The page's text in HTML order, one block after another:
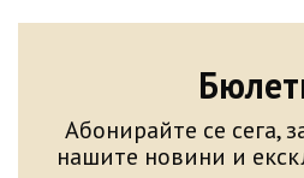
Абонирайте се сега,
нашите новини и